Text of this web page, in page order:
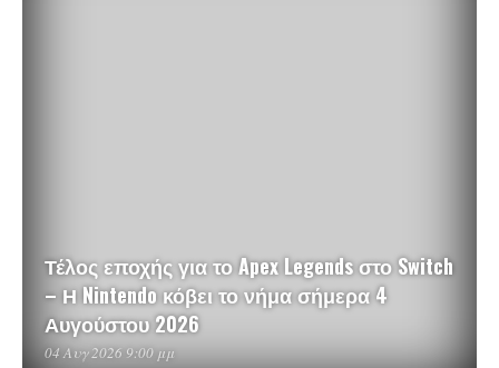
Τέλος εποχής για το Apex Legends στο Switch
– Η Nintendo κόβει το νήμα σήμερα 4
Αυγούστου 2026
04 Αυγ 2026 9:00 μμ